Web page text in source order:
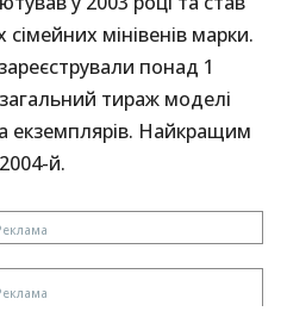
мінівенів марки.
понад 1
тираж моделі
екземплярів. Найкращим
й.